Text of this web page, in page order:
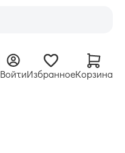
ВойтиИзбранноеКорзина